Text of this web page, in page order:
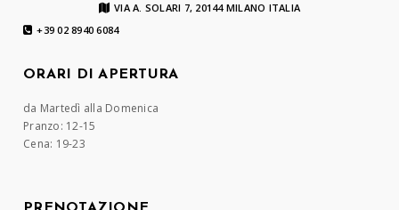
VIA A. SOLARI 7, 20144 MILANO ITALIA
+39 02 8940 6084
ORARI DI APERTURA
da Martedì alla Domenica
Pranzo: 12-15
Cena: 19-23